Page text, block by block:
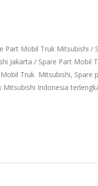
Part Mobil Truk Mitsubishi /
Jakarta / Spare Part Mobil
Truk Mitsubishi, Spare
Indonesia